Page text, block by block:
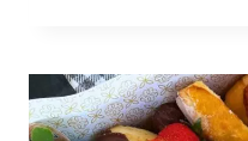
PARA
O
DIA